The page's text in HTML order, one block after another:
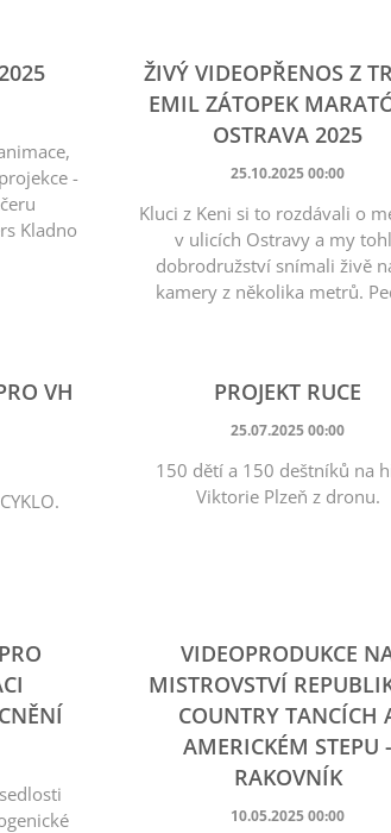
-
Kladno
ŽIVÝ VIDEOPŘENOS Z
EMIL ZÁTOPEK
OSTRAVA 2025
25.10.2025 00:00
Kluci z Keni si to rozdávali o
v ulicích Ostravy a my
dobrodružství snímali živě
kamery z několika metrů.
VH
PROJEKT RUCE
25.07.2025 00:00
150 dětí a 150 deštníků na
Viktorie Plzeň z dronu.
VIDEOPRODUKCE
MISTROVSTVÍ
COUNTRY TANCÍCH
AMERICKÉM STEPU -
RAKOVNÍK
10.05.2025 00:00